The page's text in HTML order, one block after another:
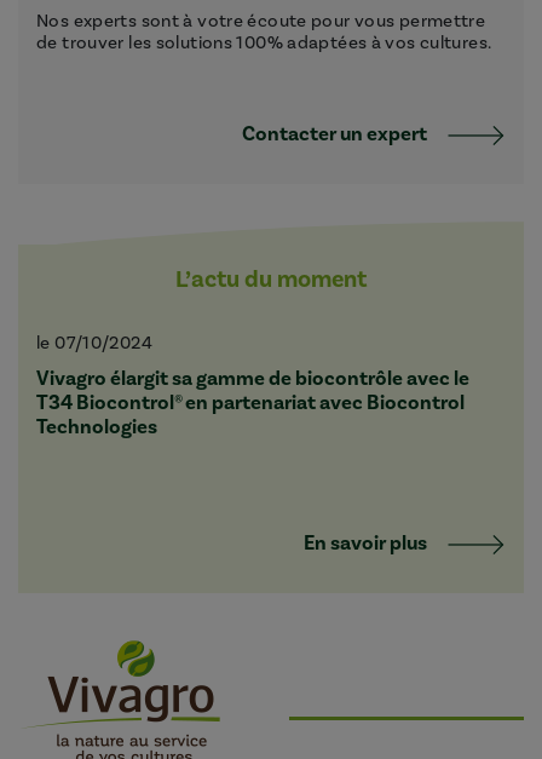
Nos experts sont à votre écoute pour vous permettre
de trouver les solutions 100% adaptées à vos cultures.
Contacter un expert
L’actu du moment
le 07/10/2024
Vivagro élargit sa gamme de biocontrôle avec le
T34 Biocontrol® en partenariat avec Biocontrol
Technologies
En savoir plus